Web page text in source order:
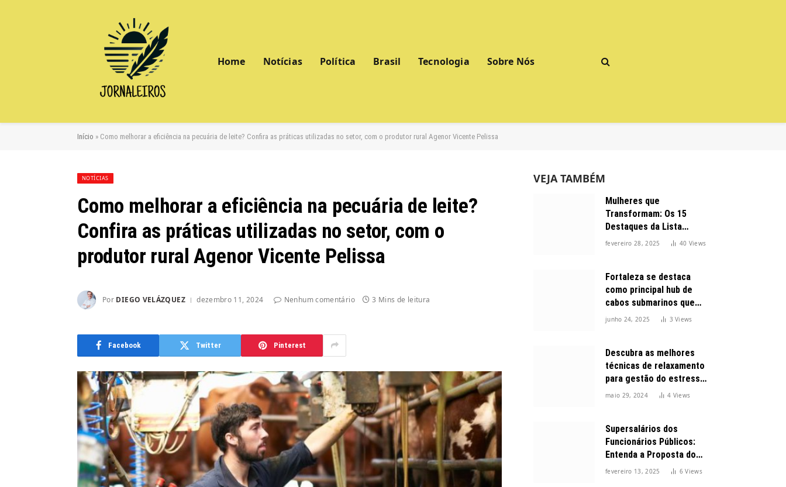
Home Notícias Política Brasil Tecnologia Sobre Nós
Início » Como melhorar a eficiência na pecuária de leite? Confira as práticas utilizadas no setor, com o produtor rural Agenor Vicente Pelissa
NOTÍCIAS
Como melhorar a eficiência na pecuária de leite?
Confira as práticas utilizadas no setor, com o
produtor rural Agenor Vicente Pelissa
Por DIEGO VELÁZQUEZ dezembro 11, 2024 Nenhum comentário 3 Mins de leitura
Facebook Twitter Pinterest
VEJA TAMBÉM
Mulheres que
Transformam: Os 15
Destaques da Lista
Forbes 2025 no Brasil
fevereiro 28, 2025 40 Views
Fortaleza se destaca
como principal hub de
cabos submarinos que
conectam o Brasil ao
junho 24, 2025 3Views
Descubra as melhores
técnicas de relaxamento
para gestão do estresse
durante o dia
maio 29, 2024 4 Views
Supersalários dos
Funcionários Públicos:
Entenda a Proposta do
Governo para Limitar
fevereiro 13, 2025 6Views